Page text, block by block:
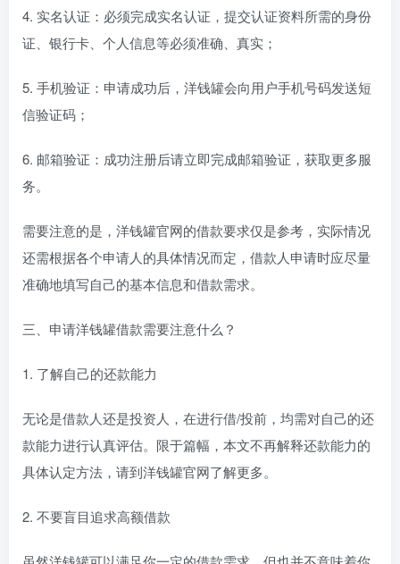
4. 实名认证：必须完成实名认证，提交认证资料所需的身份
证、银行卡、个人信息等必须准确、真实；
5. 手机验证：申请成功后，洋钱罐会向用户手机号码发送短
信验证码；
6. 邮箱验证：成功注册后请立即完成邮箱验证，获取更多服
务。
需要注意的是，洋钱罐官网的借款要求仅是参考，实际情况
还需根据各个申请人的具体情况而定，借款人申请时应尽量
准确地填写自己的基本信息和借款需求。
三、申请洋钱罐借款需要注意什么？
1. 了解自己的还款能力
无论是借款人还是投资人，在进行借/投前，均需对自己的还
款能力进行认真评估。限于篇幅，本文不再解释还款能力的
具体认定方法，请到洋钱罐官网了解更多。
2. 不要盲目追求高额借款